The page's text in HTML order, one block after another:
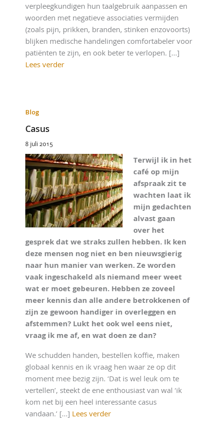
verpleegkundigen hun taalgebruik aanpassen en
woorden met negatieve associaties vermijden
(zoals pijn, prikken, branden, stinken enzovoorts)
blijken medische handelingen comfortabeler voor
patiënten te zijn, en ook beter te verlopen. [...]
Lees verder
Blog
Casus
8 juli 2015
Terwijl ik in het
café op mijn
afspraak zit te
wachten laat ik
mijn gedachten
alvast gaan
over het
gesprek dat we straks zullen hebben. Ik ken
deze mensen nog niet en ben nieuwsgierig
naar hun manier van werken. Ze worden
vaak ingeschakeld als niemand meer weet
wat er moet gebeuren. Hebben ze zoveel
meer kennis dan alle andere betrokkenen of
zijn ze gewoon handiger in overleggen en
afstemmen? Lukt het ook wel eens niet,
vraag ik me af, en wat doen ze dan?
We schudden handen, bestellen koffie, maken
globaal kennis en ik vraag hen waar ze op dit
moment mee bezig zijn. ‘Dat is wel leuk om te
vertellen’, steekt de ene enthousiast van wal ‘ik
kom net bij een heel interessante casus
vandaan.’ [...] Lees verder